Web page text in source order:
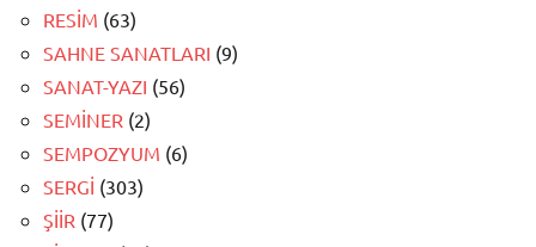
RESİM (63)
SAHNE SANATLARI (9)
SANAT-YAZI (56)
SEMİNER (2)
SEMPOZYUM (6)
SERGİ (303)
ŞİİR (77)